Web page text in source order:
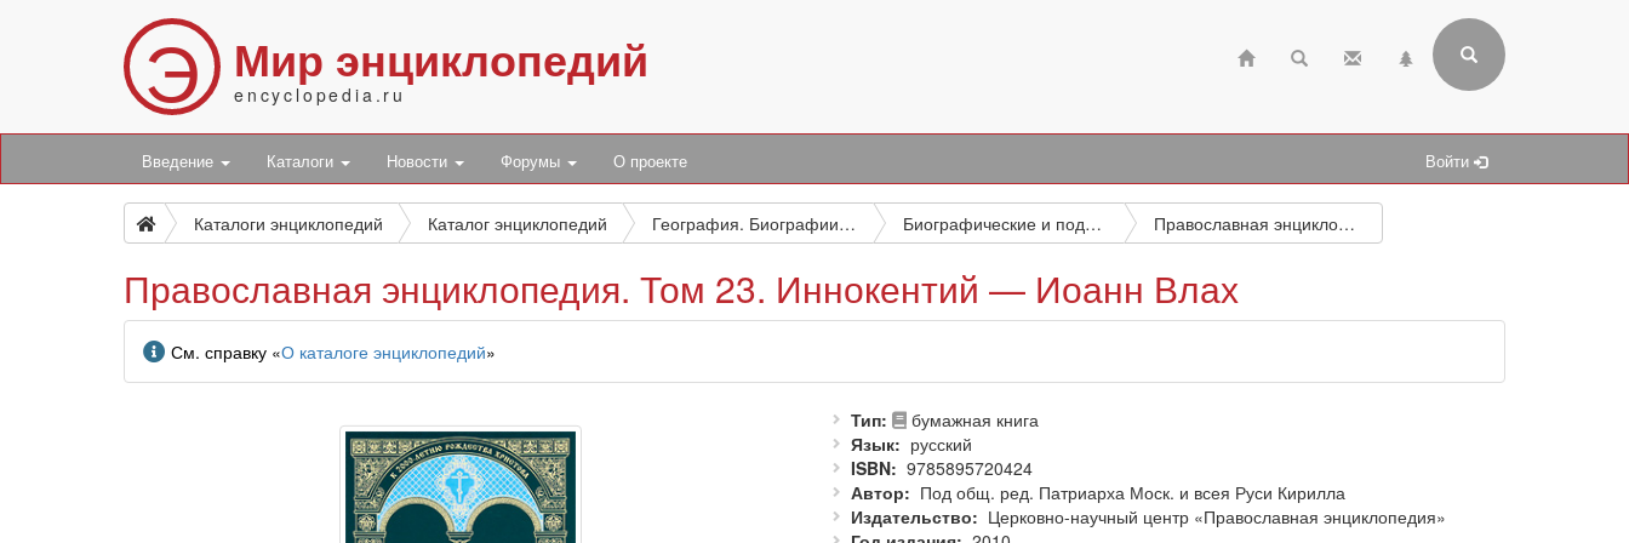
Э Мир энциклопедий
encyclopedia.ru
Введение Каталоги Новости Форумы О проекте Войти
Каталоги энциклопедий Каталог энциклопедий География. Биографии. История Биографические и подобные исследования Православная энциклопедия. Том 23. Иннокентий — Иоанн Влах
Православная энциклопедия. Том 23. Иннокентий — Иоанн Влах
Информация
См. справку «О каталоге энциклопедий»
Тип
бумажная книга
Язык
русский
ISBN
9785895720424
Автор
Под общ. ред. Патриарха Моск. и всея Руси Кирилла
Издательство
Церковно-научный центр «Православная энциклопедия»